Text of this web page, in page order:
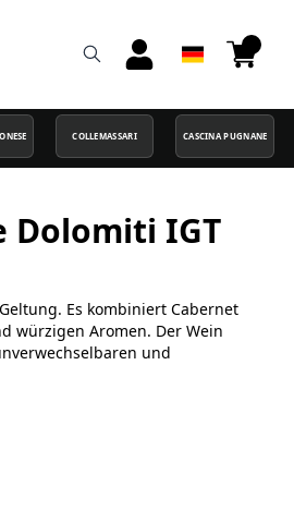
COLLEMASSARI CASCINA PUGNANE
Dolomiti IGT
Es kombiniert Cabernet
würzigen Aromen. Der Wein
und